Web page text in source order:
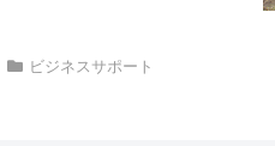
ビジネスサポート